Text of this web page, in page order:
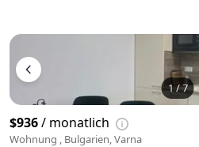
1/7
$936/ monatlich
Wohnung , Bulgarien, Varna